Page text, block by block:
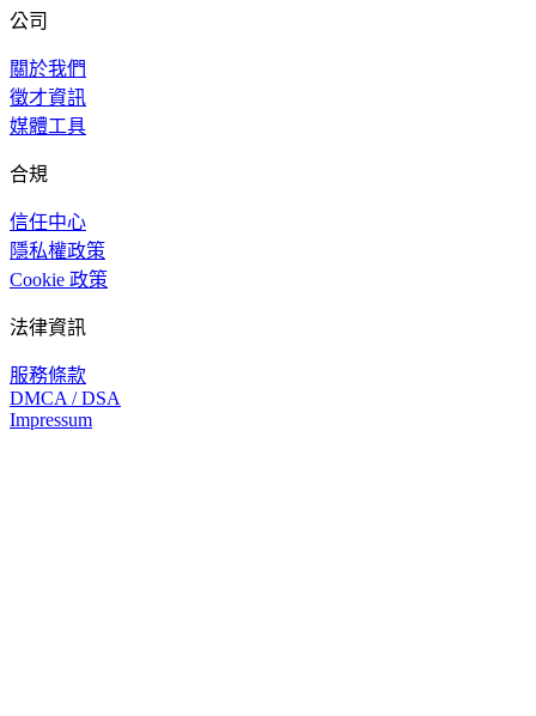
公司
關於我們
徵才資訊
媒體工具
合規
信任中心
隱私權政策
Cookie 政策
法律資訊
服務條款
DMCA / DSA
Impressum